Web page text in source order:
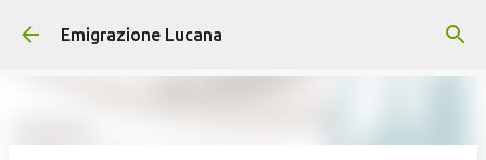
Passa ai contenuti principali
Emigrazione Lucana